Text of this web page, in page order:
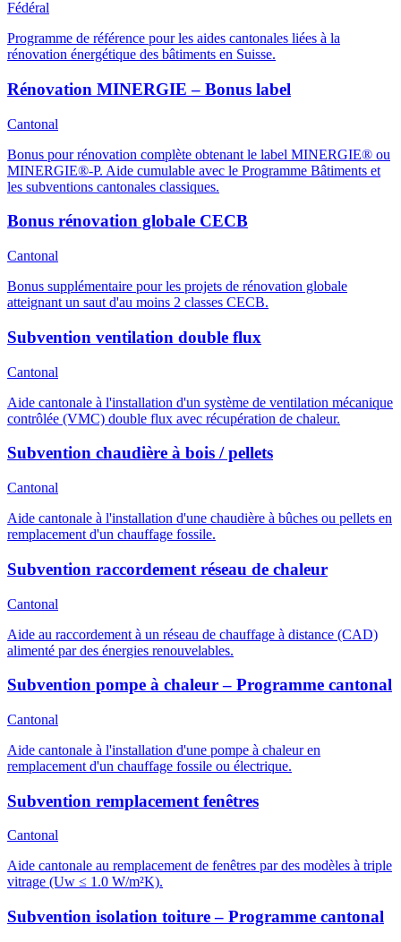
Fédéral
Programme de référence pour les aides cantonales liées à la
rénovation énergétique des bâtiments en Suisse.
Rénovation MINERGIE – Bonus label
Cantonal
Bonus pour rénovation complète obtenant le label MINERGIE® ou
MINERGIE®-P. Aide cumulable avec le Programme Bâtiments et
les subventions cantonales classiques.
Bonus rénovation globale CECB
Cantonal
Bonus supplémentaire pour les projets de rénovation globale
atteignant un saut d'au moins 2 classes CECB.
Subvention ventilation double flux
Cantonal
Aide cantonale à l'installation d'un système de ventilation mécanique
contrôlée (VMC) double flux avec récupération de chaleur.
Subvention chaudière à bois / pellets
Cantonal
Aide cantonale à l'installation d'une chaudière à bûches ou pellets en
remplacement d'un chauffage fossile.
Subvention raccordement réseau de chaleur
Cantonal
Aide au raccordement à un réseau de chauffage à distance (CAD)
alimenté par des énergies renouvelables.
Subvention pompe à chaleur – Programme cantonal
Cantonal
Aide cantonale à l'installation d'une pompe à chaleur en
remplacement d'un chauffage fossile ou électrique.
Subvention remplacement fenêtres
Cantonal
Aide cantonale au remplacement de fenêtres par des modèles à triple
vitrage (Uw ≤ 1.0 W/m²K).
Subvention isolation toiture – Programme cantonal